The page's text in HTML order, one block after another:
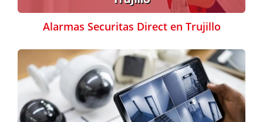
Alarmas Securitas Direct en Trujillo